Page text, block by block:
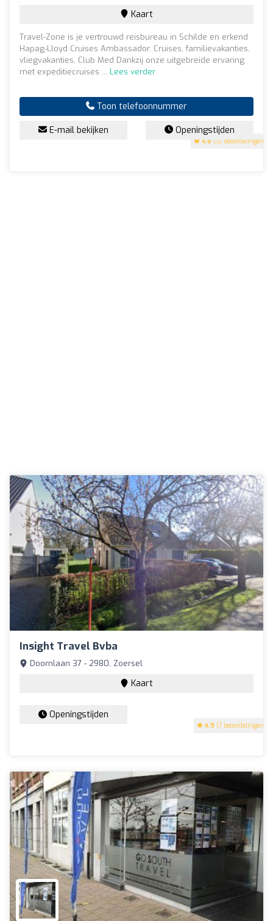
4.6 (12 beoordelingen)
Kaart
Travel-Zone is je vertrouwd reisbureau in Schilde en erkend
Hapag-Lloyd Cruises Ambassador. Cruises, familievakanties,
vliegvakanties, Club Med Dankzij onze uitgebreide ervaring
met expeditiecruises ... Lees verder
Toon telefoonnummer
E-mail bekijken Openingstijden
Insight Travel Bvba
4.9 (7 beoordelingen)
Doornlaan 37 - 2980, Zoersel
Kaart
Openingstijden